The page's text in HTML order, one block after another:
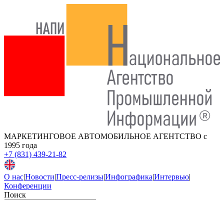
МАРКЕТИНГОВОЕ АВТОМОБИЛЬНОЕ АГЕНТСТВО с
1995 года
+7 (831) 439-21-82
О нас|Новости|Пресс-релизы|Инфографика|Интервью|
Конференции
Поиск